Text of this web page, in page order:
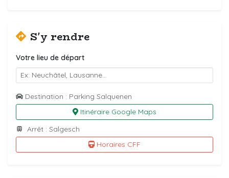
S'y rendre
Votre lieu de départ
Destination : Parking Salquenen
Itinéraire Google Maps
Arrêt : Salgesch
Horaires CFF